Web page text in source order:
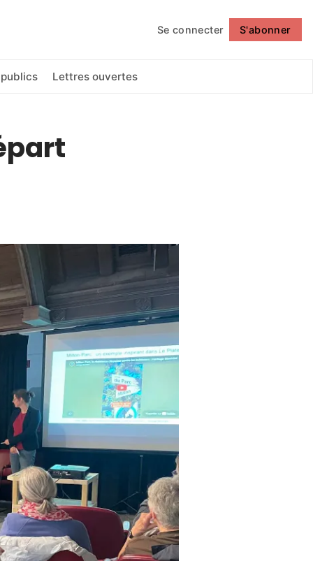
Se connecter S'abonner
Lettres ouvertes
Suivre